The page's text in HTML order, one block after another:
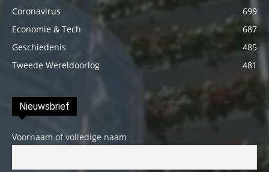
Coronavirus
699
Economie & Tech
687
Geschiedenis
485
Tweede Wereldoorlog
481
Nieuwsbrief
Voornaam of volledige naam